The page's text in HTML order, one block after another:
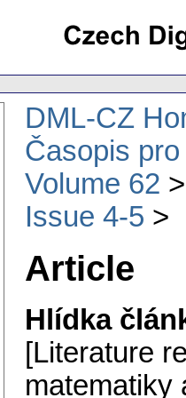
DML-CZ
Časopis
Volume 62
Issue 4-5
Article
Hlídka
[Literature
matematiky